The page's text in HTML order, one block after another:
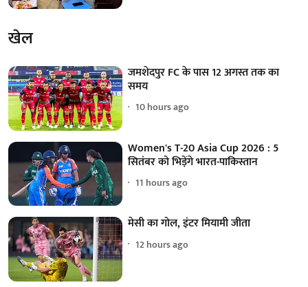
खेल
जमशेदपुर FC के पास 12 अगस्त तक का
समय
10 hours ago
Women's T-20 Asia Cup 2026 : 5
सितंबर को भिड़ेंगे भारत-पाकिस्तान
11 hours ago
मेसी का गोल, इंटर मियामी जीता
12 hours ago